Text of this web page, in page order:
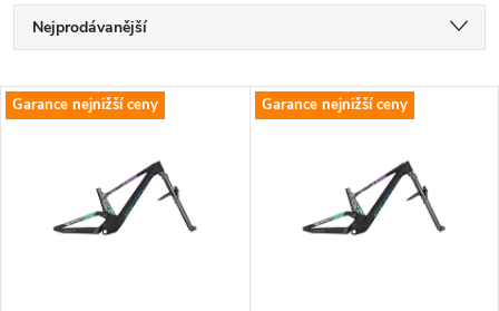
Ř
a
Nejprodávanější
Nejdražší
V
Garance nejnižší ceny Garance nejnižší ceny